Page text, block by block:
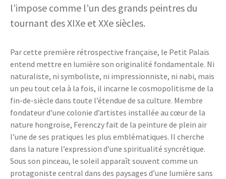
l’impose comme l’un des grands peintres du
tournant des XIXe et XXe siècles.
Par cette première rétrospective française, le Petit Palais
entend mettre en lumière son originalité fondamentale. Ni
naturaliste, ni symboliste, ni impressionniste, ni nabi, mais
un peu tout cela à la fois, il incarne le cosmopolitisme de la
fin-de-siècle dans toute l’étendue de sa culture. Membre
fondateur d’une colonie d’artistes installée au cœur de la
nature hongroise, Ferenczy fait de la peinture de plein air
l’une de ses pratiques les plus emblématiques. Il cherche
dans la nature l’expression d’une spiritualité syncrétique.
Sous son pinceau, le soleil apparaît souvent comme un
protagoniste central dans des paysages d’une lumière sans